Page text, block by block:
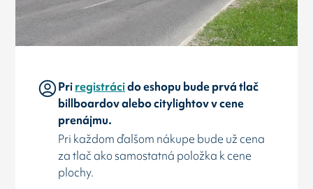
Priregistrácido eshopu bude prvá tlač
billboardov alebo citylightov v cene
prenájmu.
Pri každom ďalšom nákupe bude už cena
za tlač ako samostatná položka k cene
plochy.